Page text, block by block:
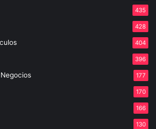
435
428
404
396
177
170
166
130